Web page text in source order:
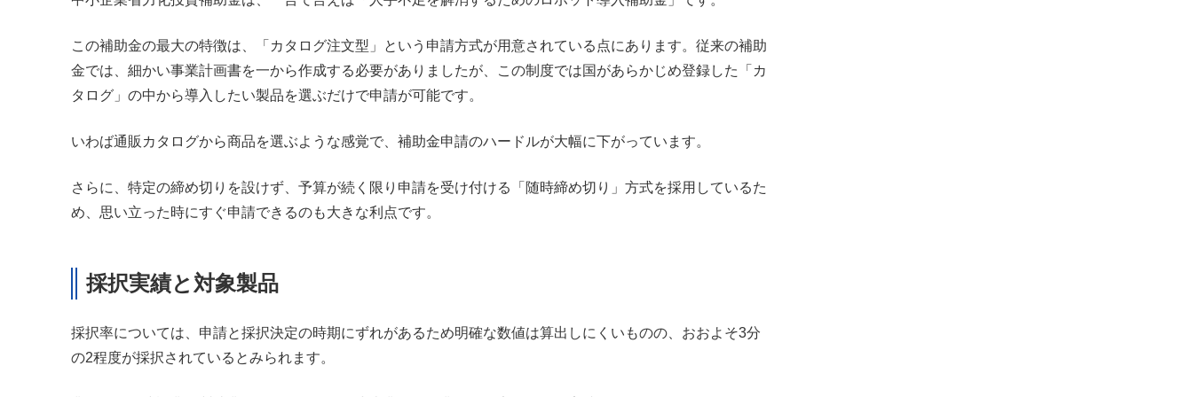
この補助金の最大の特徴は、「カタログ注文型」という申請方式が用意されている点にあります。従来の補助
金では、細かい事業計画書を一から作成する必要がありましたが、この制度では国があらかじめ登録した「カ
タログ」の中から導入したい製品を選ぶだけで申請が可能です。
いわば通販カタログから商品を選ぶような感覚で、補助金申請のハードルが大幅に下がっています。
さらに、特定の締め切りを設けず、予算が続く限り申請を受け付ける「随時締め切り」方式を採用しているた
め、思い立った時にすぐ申請できるのも大きな利点です。
採択実績と対象製品
採択率については、申請と採択決定の時期にずれがあるため明確な数値は算出しにくいものの、おおよそ3分
の2程度が採択されているとみられます。